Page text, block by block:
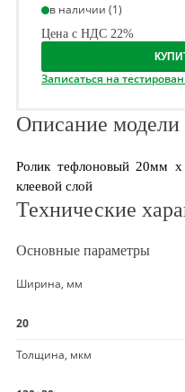
в наличии (1)
Цена с НДС 22%
Записаться на
Описание модели
Ролик тефлоновый 20мм
клеевой слой
Технические
Основные параметры
Ширина, мм
20
Толщина, мкм